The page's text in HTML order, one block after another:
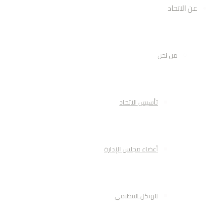
عن الاتحاد
من نحن
تأسيس الاتحاد
أعضاء مجلس الإدارة
الهيكل التنظيمي